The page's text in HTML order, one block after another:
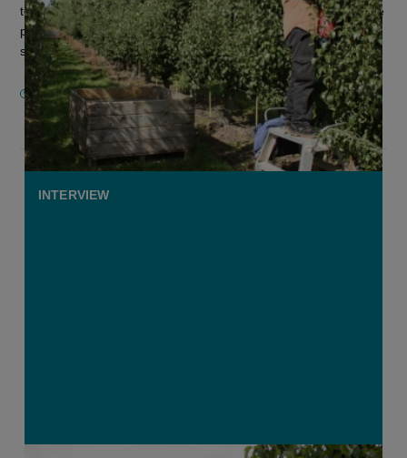
terwijl appeltelers enkele weken geleden al gestart zijn met de
pluk van vroege variëteiten. De sector kijkt bij deze vroege
start v...
20 AUGUSTUS 2025
INTERVIEW